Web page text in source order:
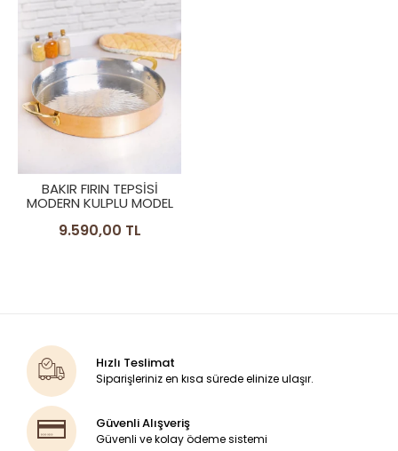
BAKIR FIRIN TEPSİSİ
MODERN KULPLU MODEL
9.590,00 TL
Hızlı Teslimat
Siparişleriniz en kısa sürede elinize ulaşır.
Güvenli Alışveriş
Güvenli ve kolay ödeme sistemi